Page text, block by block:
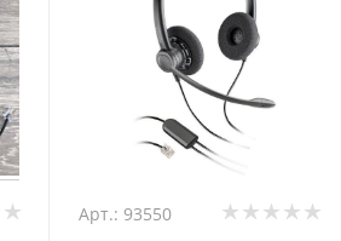
Арт.: 93550